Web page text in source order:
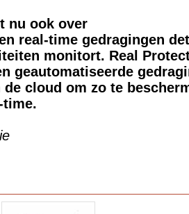
nu ook over
real-time gedragingen
monitort. Real
geautomatiseerde
cloud om zo te
time.